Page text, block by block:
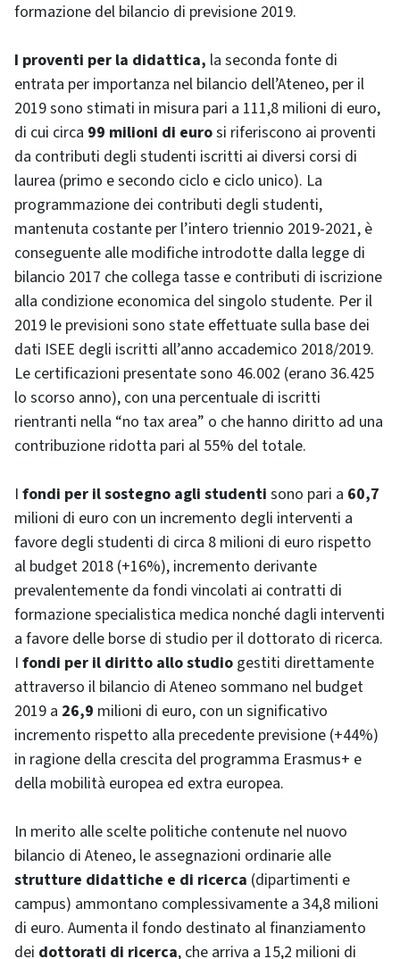
formazione del bilancio di previsione 2019.
I proventi per la didattica, la seconda fonte di
entrata per importanza nel bilancio dell’Ateneo, per il
2019 sono stimati in misura pari a 111,8 milioni di euro,
di cui circa 99 milioni di eurosi riferiscono ai proventi
da contributi degli studenti iscritti ai diversi corsi di
laurea (primo e secondo ciclo e ciclo unico). La
programmazione dei contributi degli studenti,
mantenuta costante per l’intero triennio 2019-2021, è
conseguente alle modifiche introdotte dalla legge di
bilancio 2017 che collega tasse e contributi di iscrizione
alla condizione economica del singolo studente. Per il
2019 le previsioni sono state effettuate sulla base dei
dati ISEE degli iscritti all’anno accademico 2018/2019.
Le certificazioni presentate sono 46.002 (erano 36.425
lo scorso anno), con una percentuale di iscritti
rientranti nella “no tax area” o che hanno diritto ad una
contribuzione ridotta pari al 55% del totale.
I fondi per il sostegno agli studenti sono pari a 60,7
milioni di euro con un incremento degli interventi a
favore degli studenti di circa 8 milioni di euro rispetto
al budget 2018 (+16%), incremento derivante
prevalentemente da fondi vincolati ai contratti di
formazione specialistica medica nonché dagli interventi
a favore delle borse di studio per il dottorato di ricerca.
I fondi per il diritto allo studio gestiti direttamente
attraverso il bilancio di Ateneo sommano nel budget
2019 a 26,9 milioni di euro, con un significativo
incremento rispetto alla precedente previsione (+44%)
in ragione della crescita del programma Erasmus+ e
della mobilità europea ed extra europea.
In merito alle scelte politiche contenute nel nuovo
bilancio di Ateneo, le assegnazioni ordinarie alle
strutture didattiche e di ricerca (dipartimenti e
campus) ammontano complessivamente a 34,8 milioni
di euro. Aumenta il fondo destinato al finanziamento
dei dottorati di ricerca, che arriva a 15,2 milioni di